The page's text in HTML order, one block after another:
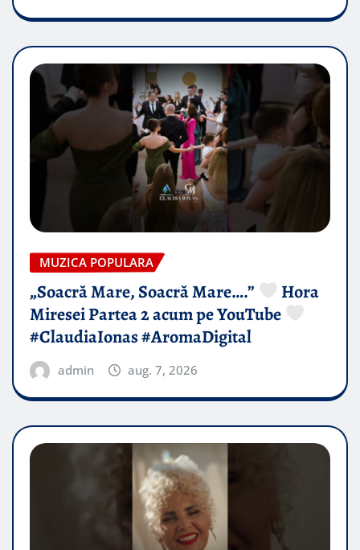
MUZICA POPULARA
„Soacră Mare, Soacră Mare….”
Hora
Miresei Partea 2 acum pe YouTube
#ClaudiaIonas #AromaDigital
admin aug. 7, 2026